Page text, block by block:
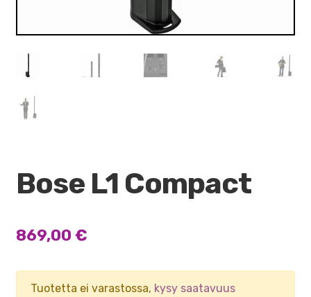
Bose L1 Compact
869,00 €
Tuotetta ei varastossa, kysy saatavuus